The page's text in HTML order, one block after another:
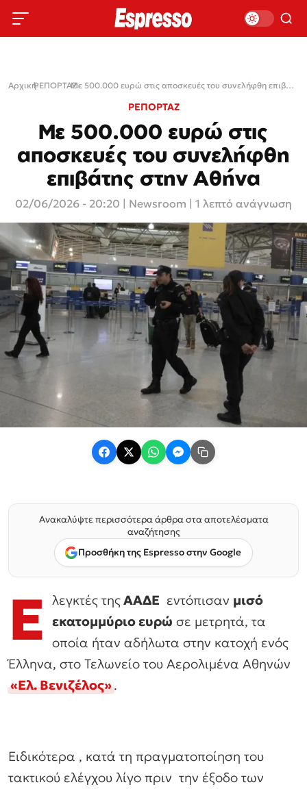
Αρχική›
ΡΕΠΟΡΤΑΖ› Με 500.000 ευρώ στις αποσκευές του συνελήφθη επιβάτης στην Αθήνα
ΡΕΠΟΡΤΑΖ
Με 500.000 ευρώ στις
αποσκευές του συνελήφθη
επιβάτης στην Αθήνα
02/06/2026 - 20:20 Newsroom | 1 λεπτό ανάγνωση
Ανακαλύψτε περισσότερα άρθρα στα αποτελέσματα
αναζήτησης
Προσθήκη της Espresso στην Google
Ε λεγκτές τηςΑΑΔΕ εντόπισαν μισό
εκατομμύριο ευρώ σε μετρητά, τα
οποία ήταν αδήλωτα στην κατοχή ενός
Έλληνα, στο Τελωνείο του Αερολιμένα Αθηνών
«Ελ. Βενιζέλος».
Ειδικότερα , κατά τη πραγματοποίηση του
τακτικού ελέγχου λίγο πριν την έξοδο των